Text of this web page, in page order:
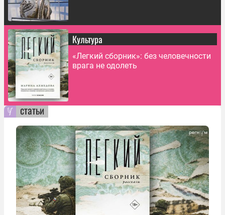
Культура
«Легкий сборник»: без человечности
врага не одолеть
статьи